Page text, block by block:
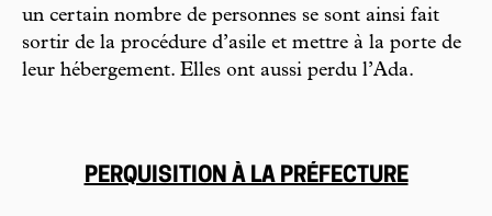
un certain nombre de personnes se sont ainsi fait
sortir de la procédure d’asile et mettre à la porte de
leur hébergement. Elles ont aussi perdu l’Ada.
PERQUISITION À LA PRÉFECTURE